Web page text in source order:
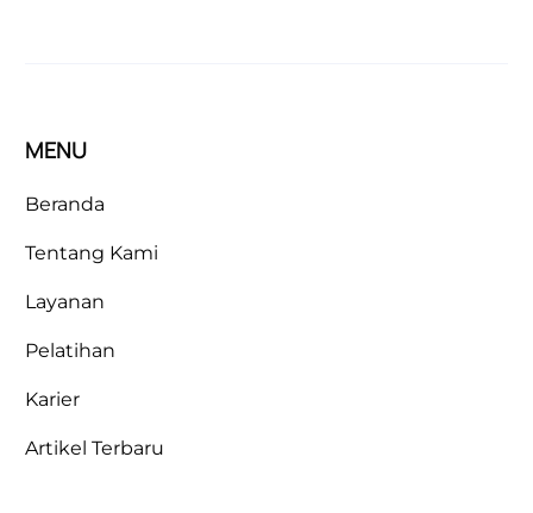
MENU
Beranda
Tentang Kami
Layanan
Pelatihan
Karier
Artikel Terbaru